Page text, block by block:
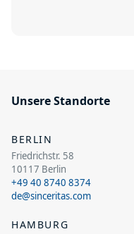
Unsere Standorte
BERLIN
Friedrichstr. 58
10117 Berlin
+49 40 8740 8374
de@sinceritas.com
HAMBURG